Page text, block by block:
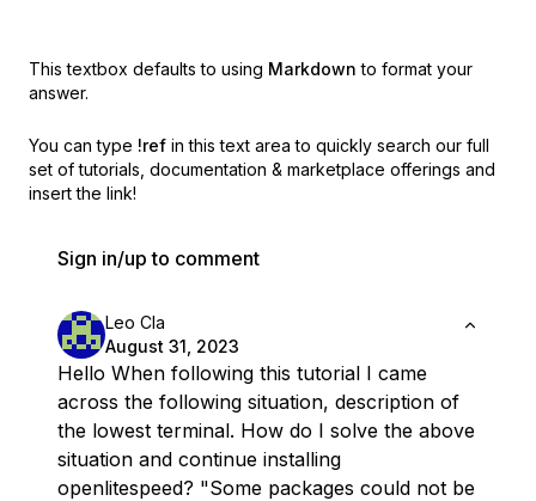
This textbox defaults to using Markdown to format your
answer.
You can type !ref in this text area to quickly search our full
set of tutorials, documentation & marketplace offerings and
insert the link!
Sign in/up to comment
Leo Cla
August 31, 2023
Hello When following this tutorial I came
across the following situation, description of
the lowest terminal. How do I solve the above
situation and continue installing
openlitespeed? "Some packages could not be